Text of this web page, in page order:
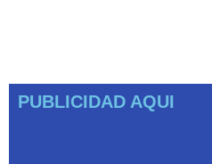
PUBLICIDAD AQUI